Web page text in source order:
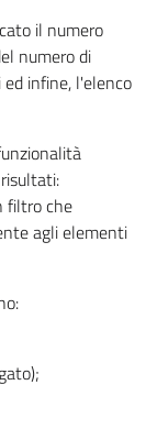
il numero
numero di
infine, l'elenco
filtro che
agli elementi